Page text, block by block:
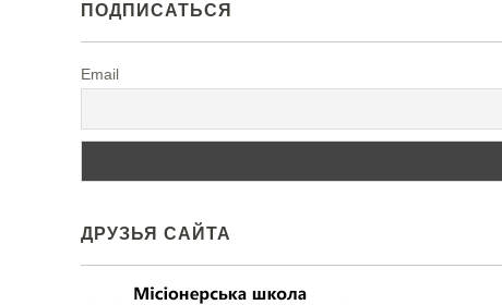
ПОДПИСАТЬСЯ
Email
ДРУЗЬЯ САЙТА